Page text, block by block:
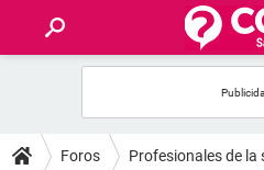
FOROS
Foros Profesionales de la